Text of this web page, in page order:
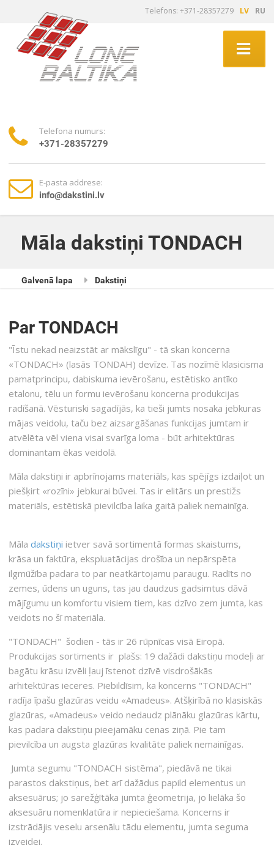
Telefons: +371-28357279 LV RU
Telefona numurs:
+371-28357279
E-pasta addrese:
info@dakstini.lv
Māla dakstiņi TONDACH
Galvenā lapa Dakstiņi
Par TONDACH
"Īstu nekad neaizstāt ar mākslīgu" - tā skan koncerna
«TONDACH» (lasās TONDAH) devīze. Tas nozīmē klasicisma
pamatprincipu, dabiskuma ievērošanu, estētisko antīko
etalonu, tēlu un formu ievērošanu koncerna produkcijas
radīšanā. Vēsturiski sagadījās, ka tieši jumts nosaka jebkuras
mājas veidolu, taču bez aizsargāšanas funkcijas jumtam ir
atvēlēta vēl viena visai svarīga loma - būt arhitektūras
dominantam ēkas veidolā.
Māla dakstiņi ir apbrīnojams materiāls, kas spējīgs izdaiļot un
piešķirt «rozīni» jebkurai būvei. Tas ir elitārs un prestižs
materiāls, estētiskā pievilcība laika gaitā paliek nemainīga.
Māladakstiņi ietver savā sortimentā formas skaistums,
krāsa un faktūra, ekspluatācijas drošība un nepārspēta
ilgmūžība padara to par neatkārtojamu paraugu. Radīts no
zemes, ūdens un uguns, tas jau daudzus gadsimtus dāvā
mājīgumu un komfortu visiem tiem, kas dzīvo zem jumta, kas
veidots no šī materiāla.
"TONDACH" šodien - tās ir 26 rūpnīcas visā Eiropā.
Produkcijas sortiments ir plašs: 19 dažādi dakstiņu modeļi ar
bagātu krāsu izvēli ļauj īstenot dzīvē visdrošākās
arhitektūras ieceres. Piebildīsim, ka koncerns "TONDACH"
radīja īpašu glazūras veidu «Amadeus». Atšķirībā no klasiskās
glazūras, «Amadeus» veido nedaudz plānāku glazūras kārtu,
kas padara dakstiņu pieejamāku cenas ziņā. Pie tam
pievilcība un augsta glazūras kvalitāte paliek nemainīgas.
Jumta segumu "TONDACH sistēma", piedāvā ne tikai
parastos dakstiņus, bet arī dažādus papild elementus un
aksesuārus; jo sarežģītāka jumta ģeometrija, jo lielāka šo
aksesuāru nomenklatūra ir nepieciešama. Koncerns ir
izstrādājis veselu arsenālu tādu elementu, jumta seguma
izveidei.